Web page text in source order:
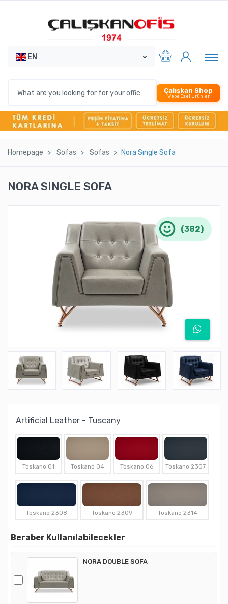
EN
Çalışkan Shop
Webe Özel Ürünler
Homepage Sofas Sofas Nora Sıngle Sofa
NORA SINGLE SOFA
(382)
Artificial Leather - Tuscany
Toskano 01 Toskano 04 Toskano 06 Toskano 2307
Toskano 2308 Toskano 2309 Toskano 2314
Beraber Kullanılabilecekler
NORA DOUBLE SOFA